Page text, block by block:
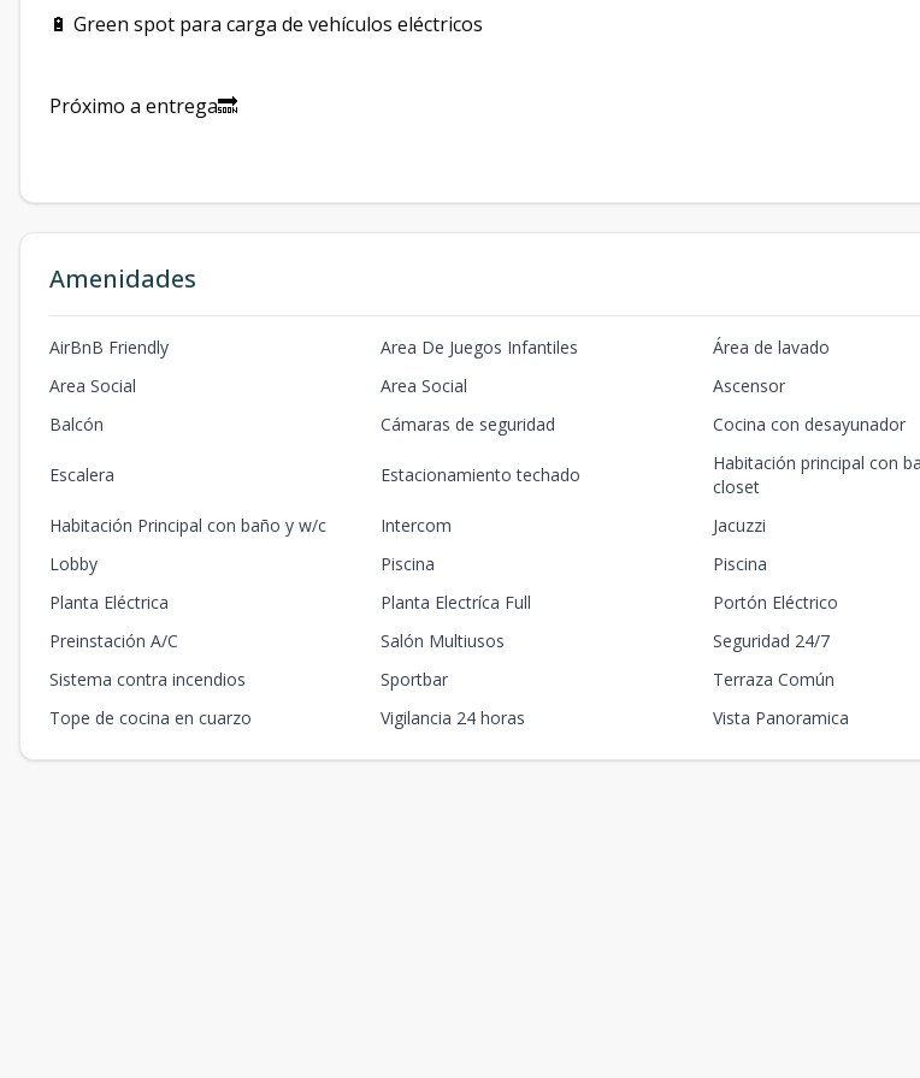
🔋 Green spot para carga de vehículos eléctricos
Próximo a entrega🔜
Amenidades
AirBnB Friendly Area De Juegos Infantiles
Área de lavado
Area Social
Area Social
Ascensor
Balcón
Cámaras de seguridad Cocina con desayunador
Escalera Estacionamiento techado
Habitación principal con
closet
Habitación Principal con baño y w/c
Intercom
Jacuzzi
Lobby
Piscina
Piscina
Planta Eléctrica
Planta Electríca Full
Portón Eléctrico
Preinstación A/C
Salón Multiusos
Seguridad 24/7
Sistema contra incendios
Sportbar
Terraza Común
Tope de cocina en cuarzo
Vigilancia 24 horas Vista Panoramica